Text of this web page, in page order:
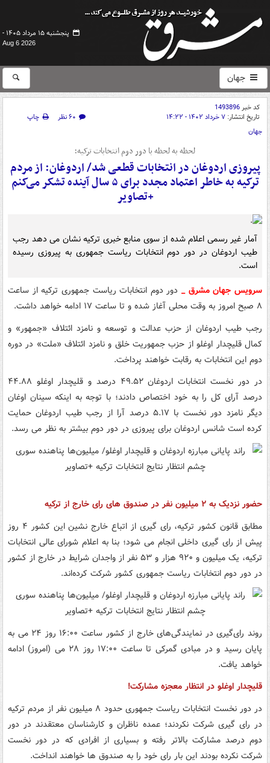
پنجشنبه ۱۵ مرداد ۱۴۰۵ -
Aug 6 2026
جهان
کد خبر1493896
تاریخ انتشار: ۷ خرداد ۱۴۰۲ - ۱۴:۲۲ ۶۰ نظر
چاپ
جهان
لحظه به لحظه با دور دوم انتخابات ترکیه؛
پیروزی اردوغان در انتخابات قطعی شد/ اردوغان: از مردم
ترکیه به خاطر اعتماد مجدد برای ۵ سال آینده تشکر می‌کنم
+تصاویر
آمار غیر رسمی اعلام شده از سوی منابع خبری ترکیه نشان می دهد رجب
طیب اردوغان در دور دوم انتخابات ریاست جمهوری به پیروزی رسیده
است.
سرویس جهان مشرق _دور دوم انتخابات ریاست جمهوری ترکیه از ساعت
۸ صبح امروز به وقت محلی آغاز شده و تا ساعت ۱۷ ادامه خواهد داشت.
رجب طیب اردوغان از حزب عدالت و توسعه و نامزد ائتلاف «جمهور» و
کمال قلیچدار اوغلو از حزب جمهوریت خلق و نامزد ائتلاف «ملت» در دوره
دوم این انتخابات به رقابت خواهند پرداخت.
در دور نخست انتخابات اردوغان ۴۹.۵۲ درصد و قلیچدار اوغلو ۴۴.۸۸
درصد آرای کل را به خود اختصاص دادند؛ با توجه به اینکه سینان اوغان
دیگر نامزد دور نخست با ۵.۱۷ درصد آرا از رجب طیب اردوغان حمایت
کرده است شانس اردوغان برای پیروزی در دور دوم بیشتر به نظر می رسد.
حضور نزدیک به ۲ میلیون نفر در صندوق های رای خارج از ترکیه
مطابق قانون کشور ترکیه، رای گیری از اتباع خارج نشین این کشور ۴ روز
پیش از رای گیری داخلی انجام می شود؛ بنا به اعلام شورای عالی انتخابات
ترکیه، یک میلیون و ۹۲۰ هزار و ۵۳ نفر از واجدان شرایط در خارج از کشور
در دور دوم انتخابات ریاست جمهوری کشور شرکت کرده‌اند.
روند رای‌گیری در نمایندگی‌های خارج از کشور ساعت ۱۶:۰۰ روز ۲۴ می به
پایان رسید و در مبادی گمرکی تا ساعت ۱۷:۰۰ روز ۲۸ می (امروز) ادامه
خواهد یافت.
قلیچدار اوغلو در انتظار معجزه مشارکت!
در دور نخست انتخابات ریاست جمهوری حدود ۸ میلیون نفر از مردم ترکیه
در رای گیری شرکت نکردند؛ عمده ناظران و کارشناسان معتقدند در دور
دوم درصد مشارکت بالاتر رفته و بسیاری از افرادی که در دور نخست
شرکت نکرده بودند این بار رای خود را به صندوق ها خواهند انداخت.